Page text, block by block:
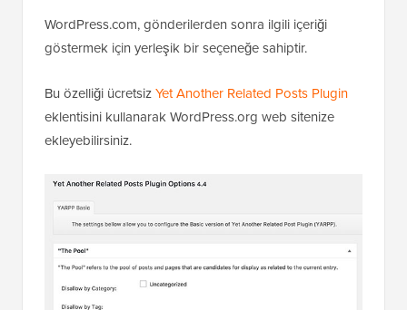
WordPress.com, gönderilerden sonra ilgili içeriği
göstermek için yerleşik bir seçeneğe sahiptir.
Bu özelliği ücretsizYet Another Related Posts Plugin
eklentisini kullanarak WordPress.org web sitenize
ekleyebilirsiniz.